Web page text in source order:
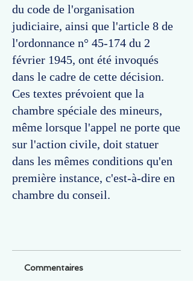
du code de l'organisation
judiciaire, ainsi que l'article 8 de
l'ordonnance n° 45-174 du 2
février 1945, ont été invoqués
dans le cadre de cette décision.
Ces textes prévoient que la
chambre spéciale des mineurs,
même lorsque l'appel ne porte que
sur l'action civile, doit statuer
dans les mêmes conditions qu'en
première instance, c'est-à-dire en
chambre du conseil.
Commentaires